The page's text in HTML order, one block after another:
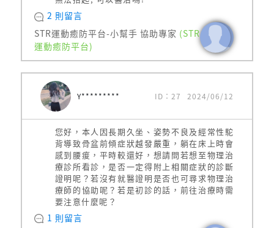
2 則留言
STR運動癒防平台-小幫手 協助專家 (STR
運動癒防平台)
Y********* ID：27 2024/06/12
您好，本人因長期久坐、姿勢不良及經常性駝
背導致骨盆前傾症狀越發嚴重，躺在床上時會
感到腰痠，平時較還好，想請問若想至物理治
療診所看診，是否一定得附上相關症狀的診斷
證明呢？若沒有就醫證明是否也可尋求物理治
療師的協助呢？若是初診的話，前往治療時需
要注意什麼呢？
1 則留言